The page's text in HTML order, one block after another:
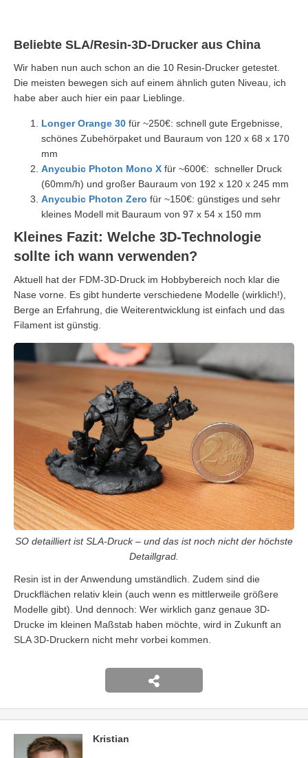
Beliebte SLA/Resin-3D-Drucker aus China
Wir haben nun auch schon an die 10 Resin-Drucker getestet.
Die meisten bewegen sich auf einem ähnlich guten Niveau, ich
habe aber auch hier ein paar Lieblinge.
Longer Orange 30 für ~250€: schnell gute Ergebnisse,
schönes Zubehörpaket und Bauraum von 120 x 68 x 170
mm
Anycubic Photon Mono X für ~600€: schneller Druck
(60mm/h) und großer Bauraum von 192 x 120 x 245 mm
Anycubic Photon Zero für ~150€: günstiges und sehr
kleines Modell mit Bauraum von 97 x 54 x 150 mm
Kleines Fazit: Welche 3D-Technologie
sollte ich wann verwenden?
Aktuell hat der FDM-3D-Druck im Hobbybereich noch klar die
Nase vorne. Es gibt hunderte verschiedene Modelle (wirklich!),
Berge an Erfahrung, die Weiterentwicklung ist einfach und das
Filament ist günstig.
SO detailliert ist SLA-Druck – und das ist noch nicht der höchste
Detaillgrad.
Resin ist in der Anwendung umständlich. Zudem sind die
Druckflächen relativ klein (auch wenn es mittlerweile größere
Modelle gibt). Und dennoch: Wer wirklich ganz genaue 3D-
Drucke im kleinen Maßstab haben möchte, wird in Zukunft an
SLA 3D-Druckern nicht mehr vorbei kommen.
Kristian